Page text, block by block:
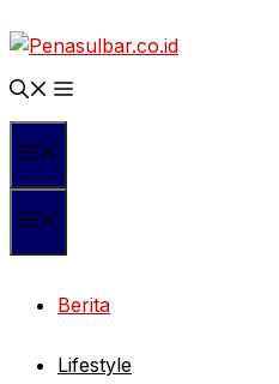
ke
isi
Berita
Lifestyle